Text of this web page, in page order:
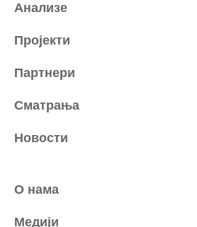
Анализе
Пројекти
Партнери
Сматрања
Новости
О нама
Медији